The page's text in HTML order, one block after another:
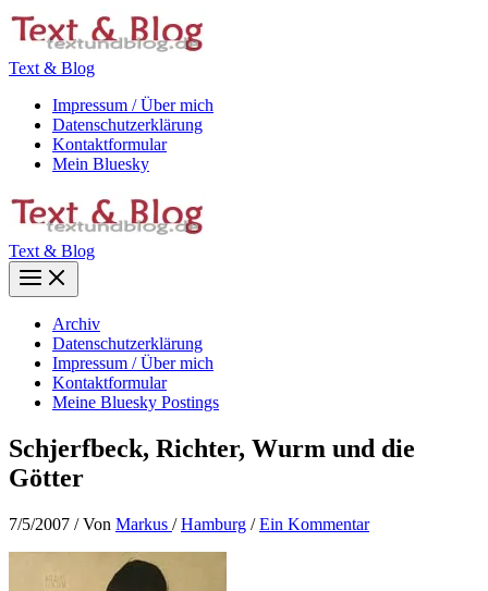
Zum
Inhalt
Text & Blog
Impressum / Über mich
Datenschutzerklärung
Kontaktformular
Mein Bluesky
Text & Blog
Main
Menu
Archiv
Datenschutzerklärung
Impressum / Über mich
Kontaktformular
Meine Bluesky Postings
Schjerfbeck, Richter, Wurm und die
Götter
7/5/2007 / Von Markus /Hamburg /Ein Kommentar